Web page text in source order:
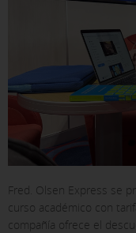
Fred. Olsen Express se
curso académico con
compañía ofrece el